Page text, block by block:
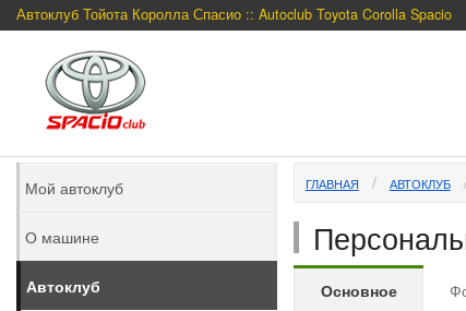
Автоклуб Тойота Королла Спасио :: Autoclub Toyota Corolla Spacio
ГЛАВНАЯ АВТОКЛУБ
Основное
Мой автоклуб
О машине
Автоклуб